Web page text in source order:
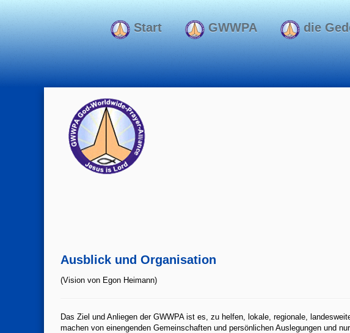
Start GWWPA die
Ausblick und Organisation
(Vision von Egon Heimann)
Das Ziel und Anliegen der GWWPA ist es, zu helfen, lokale, regionale,
machen von einengenden Gemeinschaften und persönlichen Auslegungen und